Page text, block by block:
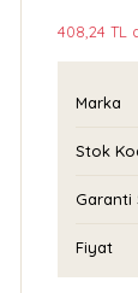
408,24 TL
Marka
Stok
Garanti
Fiyat